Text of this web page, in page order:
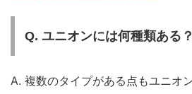
Q. ユニオンには何種類ある？
A. 複数のタイプがある点もユニオ